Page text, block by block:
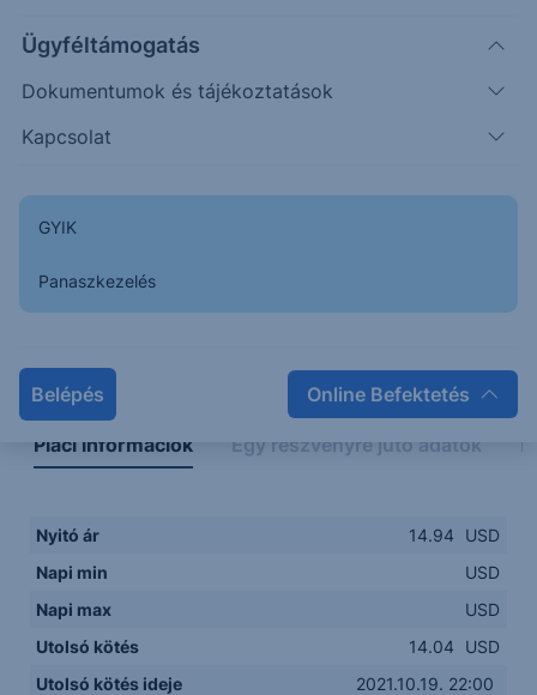
Ügyféltámogatás
Dokumentumok és tájékoztatások
Kapcsolat
GYIK
Panaszkezelés
Belépés Online Befektetés
Napon belüli Historikus
Piaci információk Egy részvényre jutó adatok
Nyitó ár 14.94
USD
Napi min
USD
Napi max
USD
Utolsó kötés
14.04
USD
Utolsó kötés ideje
2021.10.19. 22:00